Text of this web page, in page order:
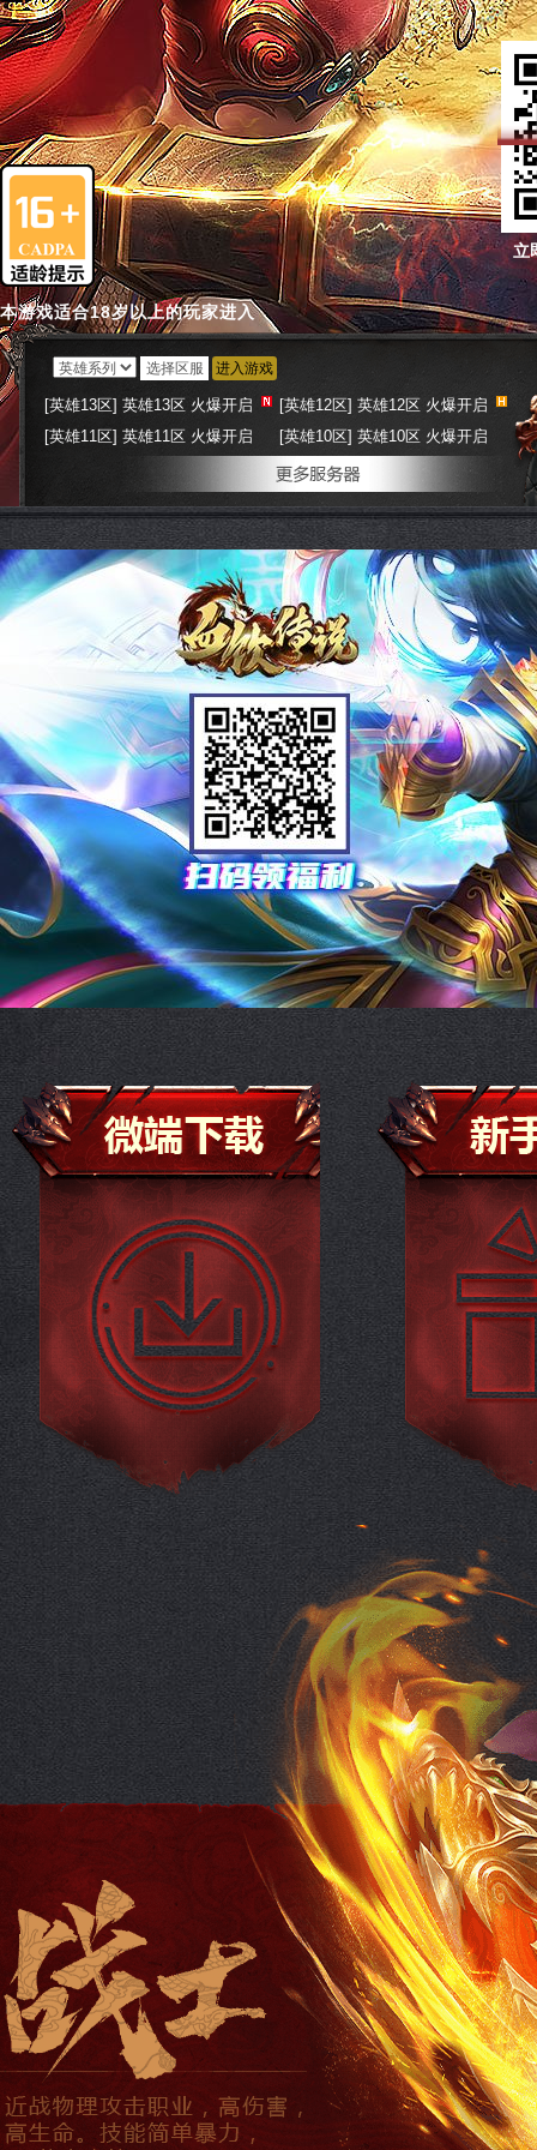
本游戏适合18岁以上的玩家进入
立
进入游戏
[英雄13区] 英雄13区 火爆开启
[英雄12区] 英雄12区 火爆开启
[英雄11区] 英雄11区 火爆开启
[英雄10区] 英雄10区 火爆开启